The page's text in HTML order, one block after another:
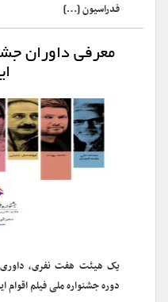
فدراسیون […]
معرفی داوران
یک هیئت هفت نفری،
دوره جشنواره ملی فیلم اقوام